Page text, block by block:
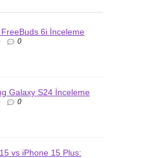
6i İnceleme
0
Galaxy S24 İnceleme
0
vs iPhone 15 Plus: